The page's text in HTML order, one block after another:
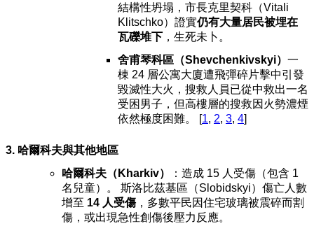
結構性坍塌，市長克里契科（Vitali
Klitschko）證實仍有大量居民被埋在
瓦礫堆下 ，生死未卜。
舍甫琴科區（Shevchenkivskyi） 一
棟 24 層公寓大廈遭飛彈碎片擊中引發
毀滅性大火，搜救人員已從中救出一名
受困男子，但高樓層的搜救因火勢濃煙
依然極度困難。 [1, 2, 3, 4]
3. 哈爾科夫與其他地區
哈爾科夫（Kharkiv）
：造成 15 人受傷（包含 1
名兒童）。 斯洛比茲基區（Slobidskyi）傷亡人數
增至 14 人受傷，多數平民因住宅玻璃被震碎而割
傷，或出現急性創傷後壓力反應。